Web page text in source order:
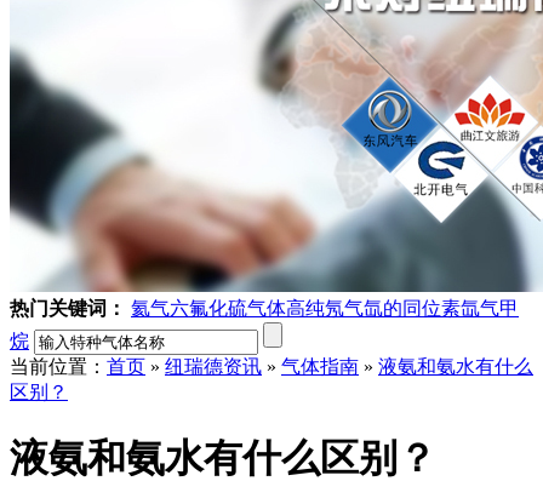
热门关键词： 氦气六氟化硫气体高纯氖气氙的同位素氙气甲
烷
当前位置： 首页 » 纽瑞德资讯 » 气体指南 » 液氨和氨水有什么
区别？
液氨和氨水有什么区别？